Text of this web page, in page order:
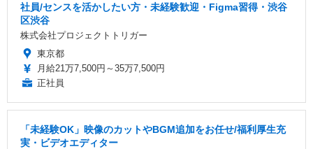
社員/センスを活かしたい方・未経験歓迎・Figma習得・渋谷
区渋谷
株式会社プロジェクトトリガー
東京都
月給21万7,500円～35万7,500円
正社員
「未経験OK」映像のカットやBGM追加をお任せ/福利厚生充
実・ビデオエディター